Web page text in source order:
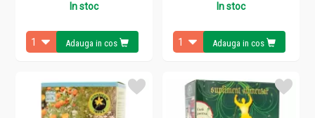
In stoc
Adauga in cos
In stoc
Adauga in cos